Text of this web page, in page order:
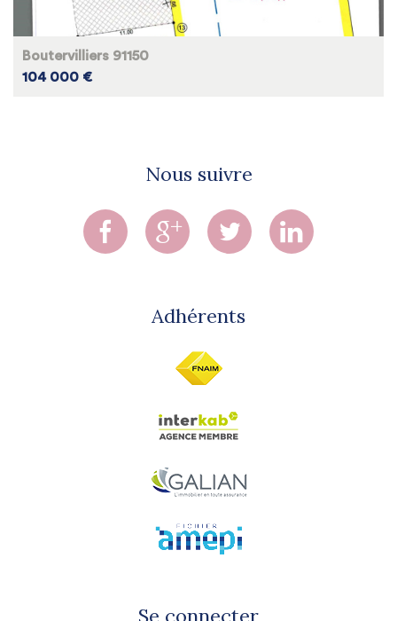
Boutervilliers 91150
104 000 €
Nous suivre
Adhérents
Se connecter